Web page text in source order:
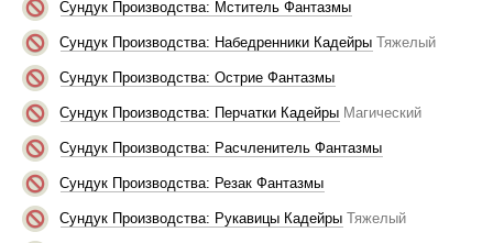
Сундук Производства: Мститель Фантазмы
Сундук Производства: Набедренники Кадейры Тяжелый
Сундук Производства: Острие Фантазмы
Сундук Производства: Перчатки Кадейры Магический
Сундук Производства: Расчленитель Фантазмы
Сундук Производства: Резак Фантазмы
Сундук Производства: Рукавицы Кадейры Тяжелый